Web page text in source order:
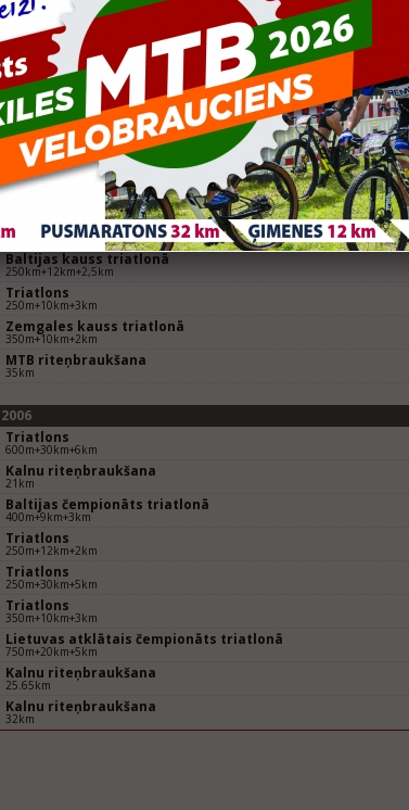
Sportland Jelgavas nakts pusmaratons
Jelgava, Tautas skrējiens 5 km
2014
Triatlona Supersprints (LK, LČ)
0.375+10+2.5
2010
Latvijas čempionāts triatlona sprintā / Baltic Triathlon
Challenge 7.p.
0,25km peldēš. + 12km velo + 2,5km skrieš.
2007
Baltijas kauss triatlonā
250km+12km+2,5km
Triatlons
250m+10km+3km
Zemgales kauss triatlonā
350m+10km+2km
MTB riteņbraukšana
35km
2006
Triatlons
600m+30km+6km
Kalnu riteņbraukšana
21km
Baltijas čempionāts triatlonā
400m+9km+3km
Triatlons
250m+12km+2km
Triatlons
250m+30km+5km
Triatlons
350m+10km+3km
Lietuvas atklātais čempionāts triatlonā
750m+20km+5km
Kalnu riteņbraukšana
25.65km
Kalnu riteņbraukšana
32km